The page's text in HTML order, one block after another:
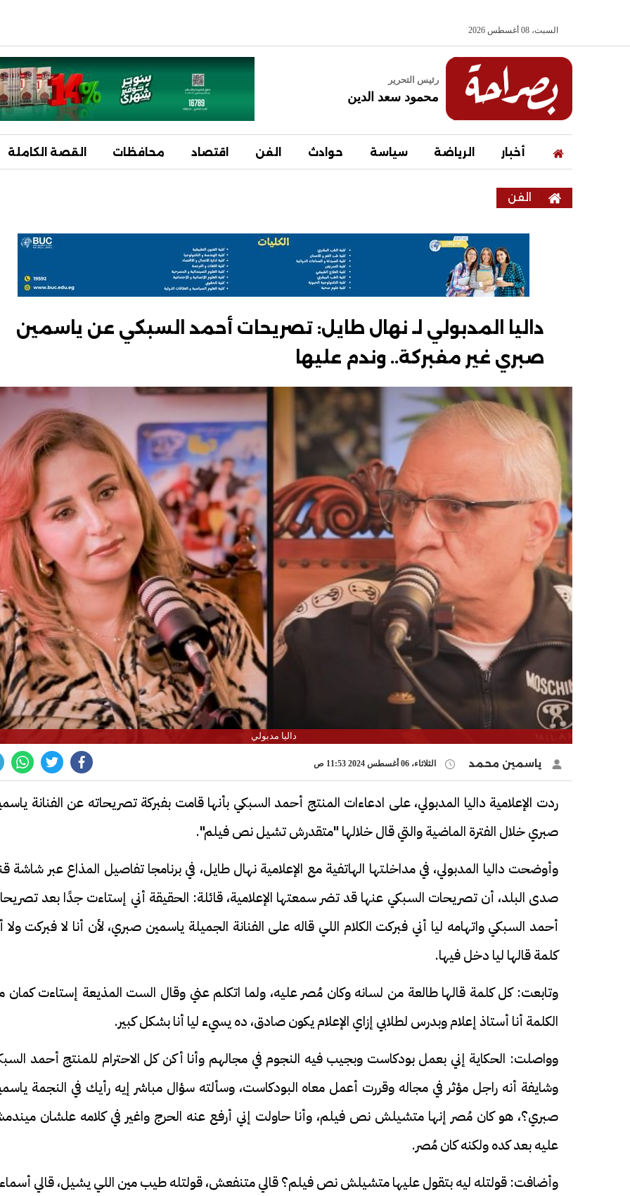
السبت، 08 أغسطس 2026
رئيس التحرير
محمود سعد الدين
أخبار الرياضة سياسة حوادث الفن اقتصاد محافظات القصة الكاملة
الفن
داليا المدبولي لـ نهال طايل: تصريحات أحمد السبكي عن ياسمين
صبري غير مفبركة.. وندم عليها
داليا مدبولي
ياسمين محمد الثلاثاء، 06 أغسطس 2024 11:53 ص
ردت الإعلامية داليا المدبولي، على ادعاءات المنتج أحمد السبكي بأنها قامت بفبركة تصريحاته عن الفنانة
صبري خلال الفترة الماضية والتي قال خلالها "متقدرش تشيل نص فيلم".
وأوضحت داليا المدبولي، في مداخلتها الهاتفية مع الإعلامية نهال طايل، في برنامجا تفاصيل المذاع عبر شاشة
صدى البلد، أن تصريحات السبكي عنها قد تضر سمعتها الإعلامية، قائلة: الحقيقة أني إستاءت جدًا بعد
أحمد السبكي واتهامه ليا أني فبركت الكلام اللي قاله على الفنانة الجميلة ياسمين صبري، لأن أنا لا فبركت ولا
كلمة قالها ليا دخل فيها.
وتابعت: كل كلمة قالها طالعة من لسانه وكان مُصر عليه، ولما اتكلم عني وقال الست المذيعة إستاءت كمان
الكلمة أنا أستاذ إعلام وبدرس لطلابي إزاي الإعلام يكون صادق، ده يسيء ليا أنا بشكل كبير.
وواصلت: الحكاية إني بعمل بودكاست وبجيب فيه النجوم في مجالهم وأنا أكن كل الاحترام للمنتج أحمد
وشايفة أنه راجل مؤثر في مجاله وقررت أعمل معاه البودكاست، وسألته سؤال مباشر إيه رأيك في النجمة
صبري؟، هو كان مُصر إنها متشيلش نص فيلم، وأنا حاولت إني أرفع عنه الحرج واغير في كلامه علشان
عليه بعد كده ولكنه كان مُصر.